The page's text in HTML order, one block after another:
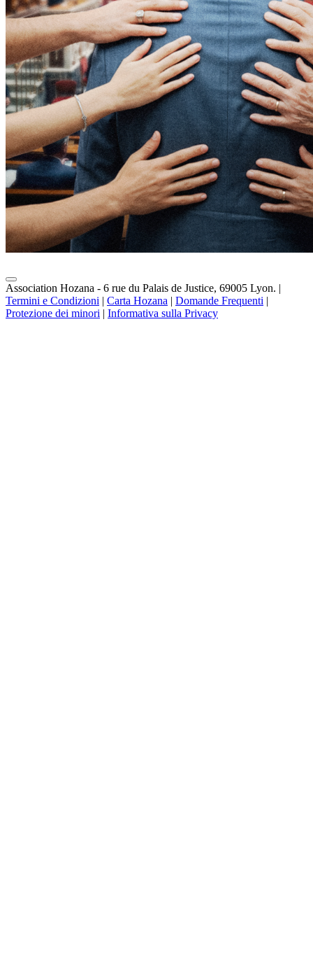
Association Hozana - 6 rue du Palais de Justice, 69005 Lyon. |
Termini e Condizioni | Carta Hozana | Domande Frequenti |
Protezione dei minori | Informativa sulla Privacy